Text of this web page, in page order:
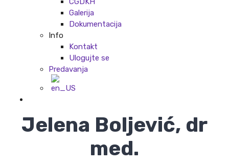
Galerija
Dokumentacija
Info
Kontakt
Ulogujte se
Predavanja
Jelena Boljević, dr
med.